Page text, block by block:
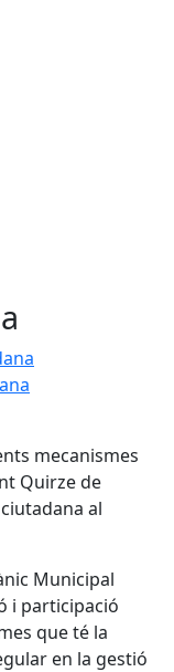
mecanismes
Quirze de
al
Municipal
i participació
que té la
en la gestió